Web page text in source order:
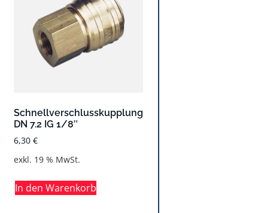
Schnellverschlusskupplung
DN 7.2 IG 1/8″
6,30 €
exkl. 19 % MwSt.
In den Warenkorb